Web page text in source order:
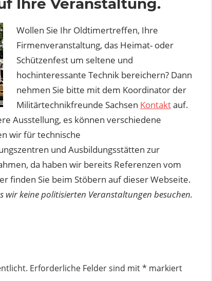
Ihre Veranstaltung.
Wollen Sie Ihr Oldtimertreffen, Ihre
Firmenveranstaltung, das Heimat- oder
Schützenfest um seltene und
hochinteressante Technik bereichern? Dann
nehmen Sie bitte mit dem Koordinator der
Militärtechnikfreunde Sachsen Kontaktauf.
Ausstellung, es können verschiedene
wir für technische
und Ausbildungsstätten zur
da haben wir bereits Referenzen vom
finden Sie beim Stöbern auf dieser Webseite.
keine politisierten Veranstaltungen besuchen.
Erforderliche Felder sind mit* markiert